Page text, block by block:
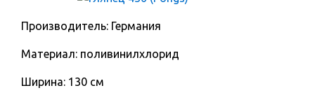
Производитель: Германия
Материал: поливинилхлорид
Ширина: 130 см